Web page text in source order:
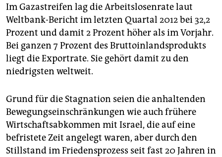
Im Gazastreifen lag die Arbeitslosenrate laut
Weltbank-Bericht im letzten Quartal 2012 bei 32,2
Prozent und damit 2 Prozent höher als im Vorjahr.
Bei ganzen 7 Prozent des Bruttoinlandsprodukts
liegt die Exportrate. Sie gehört damit zu den
niedrigsten weltweit.
Grund für die Stagnation seien die anhaltenden
Bewegungseinschränkungen wie auch frühere
Wirtschaftsabkommen mit Israel, die auf eine
befristete Zeit angelegt waren, aber durch den
Stillstand im Friedensprozess seit fast 20 Jahren in